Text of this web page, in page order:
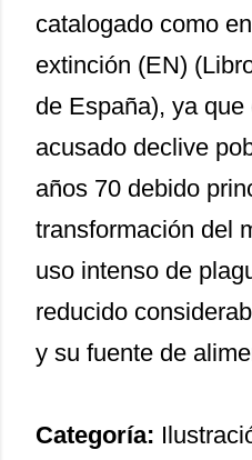
catalogado como
extinción (EN)
de España), ya
acusado declive
años 70 debido
transformación del
uso intenso de
reducido
y su fuente de
Categoría: